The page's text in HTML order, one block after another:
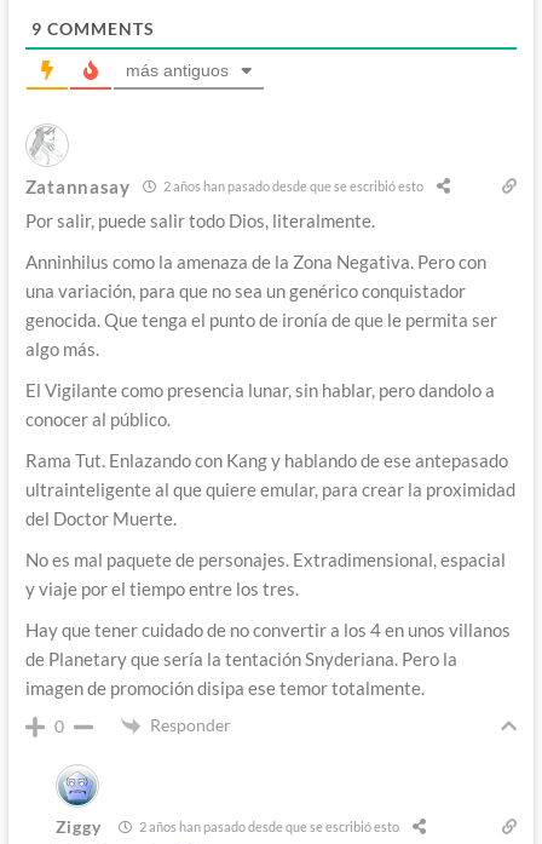
9 COMMENTS
más antiguos
Zatannasay 2 años han pasado desde que se escribió esto
Por salir, puede salir todo Dios, literalmente.
Anninhilus como la amenaza de la Zona Negativa. Pero con
una variación, para que no sea un genérico conquistador
genocida. Que tenga el punto de ironía de que le permita ser
algo más.
El Vigilante como presencia lunar, sin hablar, pero dandolo a
conocer al público.
Rama Tut. Enlazando con Kang y hablando de ese antepasado
ultrainteligente al que quiere emular, para crear la proximidad
del Doctor Muerte.
No es mal paquete de personajes. Extradimensional, espacial
y viaje por el tiempo entre los tres.
Hay que tener cuidado de no convertir a los 4 en unos villanos
de Planetary que sería la tentación Snyderiana. Pero la
imagen de promoción disipa ese temor totalmente.
0 Responder
Ziggy 2 años han pasado desde que se escribió esto